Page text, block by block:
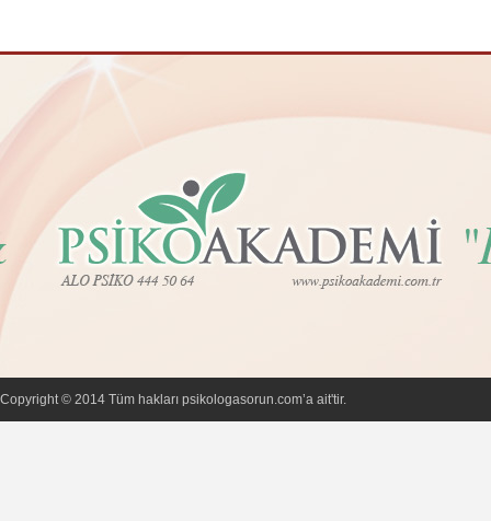
Copyright © 2014 Tüm hakları psikologasorun.com’a ait'tir.